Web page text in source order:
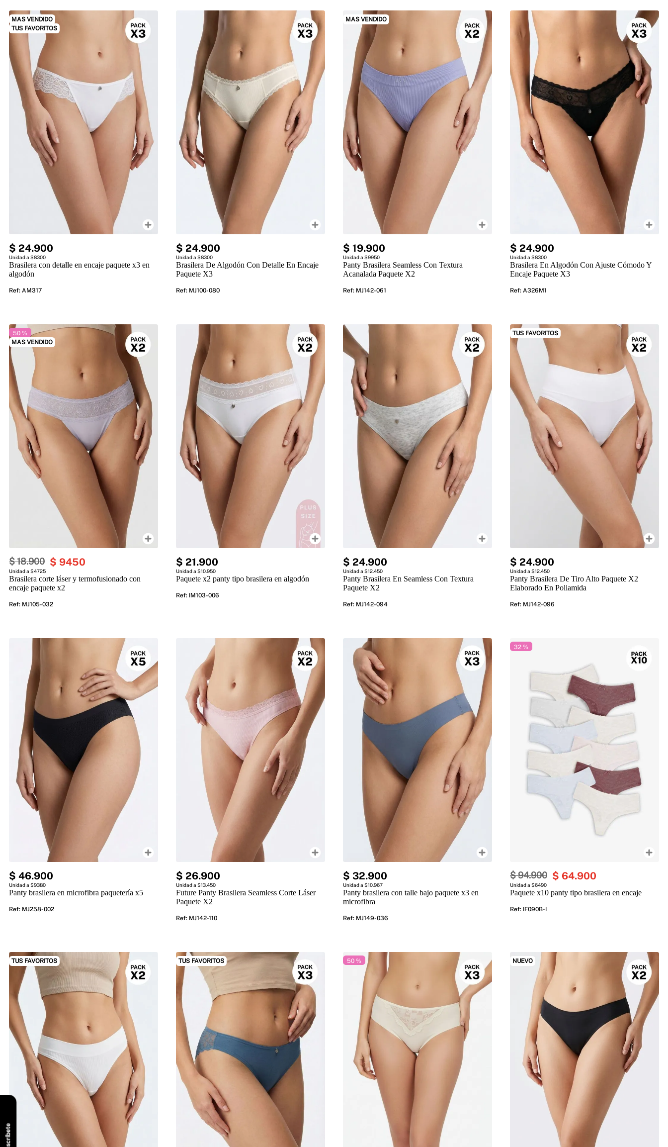
Suscríbete
MAS VENDIDO
TUS FAVORITOS
$ 24.900
Unidad a $8300
Brasilera con detalle en encaje paquete x3 en
algodón
Ref: AM317
$ 24.900
Unidad a $8300
Brasilera De Algodón Con Detalle En Encaje
Paquete X3
Ref: MJ100-080
MAS VENDIDO
$ 19.900
Unidad a $9950
Panty Brasilera Seamless Con Textura
Acanalada Paquete X2
Ref: MJ142-061
$ 24.900
Unidad a $8300
Brasilera En Algodón Con Ajuste Cómodo Y
Encaje Paquete X3
Ref: A326M1
50 %
MAS VENDIDO
$18.900 $ 9450
Unidad a $4725
Brasilera corte láser y termofusionado con
encaje paquete x2
Ref: MJ105-032
$ 21.900
Unidad a $10.950
Paquete x2 panty tipo brasilera en algodón
Ref: IM103-006
$ 24.900
Unidad a $12.450
Panty Brasilera En Seamless Con Textura
Paquete X2
Ref: MJ142-094
TUS FAVORITOS
$ 24.900
Unidad a $12.450
Panty Brasilera De Tiro Alto Paquete X2
Elaborado En Poliamida
Ref: MJ142-096
$ 46.900
Unidad a $9380
Panty brasilera en microfibra paquetería x5
Ref: MJ258-002
$ 26.900
Unidad a $13.450
Future Panty Brasilera Seamless Corte Láser
Paquete X2
Ref: MJ142-110
$ 32.900
Unidad a $10.967
Panty brasilera con talle bajo paquete x3 en
microfibra
Ref: MJ149-036
32 %
$94.900 $ 64.900
Unidad a $6490
Paquete x10 panty tipo brasilera en encaje
Ref: IF090B-I
TUS FAVORITOS TUS FAVORITOS 50 % NUEVO